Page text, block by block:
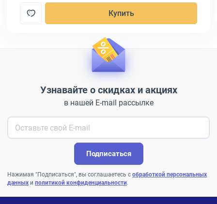
Купить
Узнавайте о скидках и акциях
в нашей E-mail рассылке
Подписаться
Нажимая "Подписаться", вы соглашаетесь с обработкой персональных
данных и политикой конфиденциальности.